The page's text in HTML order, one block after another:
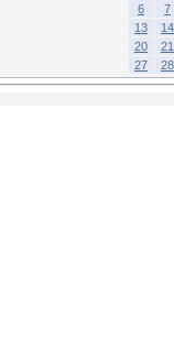
6
7
13
14
20
21
27
28